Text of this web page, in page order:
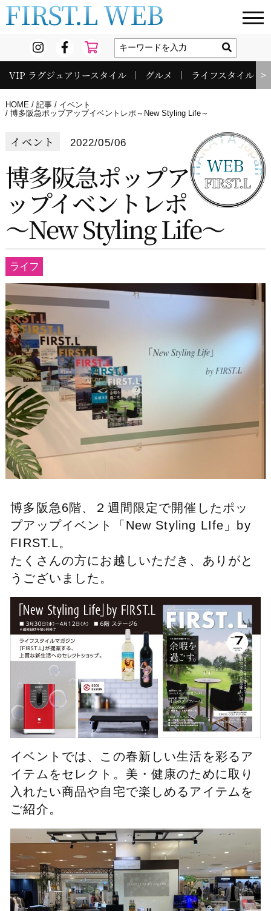
FIRST.L WEB
VIP ラグジュアリースタイル グルメ ライフスタイル ＞
HOME 記事
イベント
博多阪急ポップアップイベントレポ～New Styling Life～
イベント 2022/05/06
博多阪急ポップア
ップイベントレポ
～New Styling Life～
ライフ
博多阪急6階、２週間限定で開催したポッ
プアップイベント「New Styling LIfe」by
FIRST.L。
たくさんの方にお越しいただき、ありがと
うございました。
イベントでは、この春新しい生活を彩るア
イテムをセレクト。美・健康のために取り
入れたい商品や自宅で楽しめるアイテムを
ご紹介。